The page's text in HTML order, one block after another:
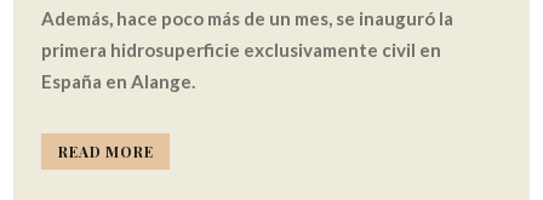
Además, hace poco más de un mes, se inauguró la
primera hidrosuperficie exclusivamente civil en
España en Alange.
READ MORE